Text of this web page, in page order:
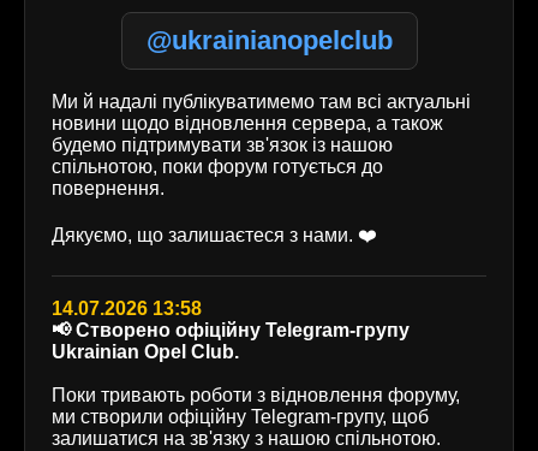
@ukrainianopelclub
Ми й надалі публікуватимемо там всі актуальні
новини щодо відновлення сервера, а також
будемо підтримувати зв'язок із нашою
спільнотою, поки форум готується до
повернення.
Дякуємо, що залишаєтеся з нами. ❤️
14.07.2026 13:58
📢 Створено офіційну Telegram-групу
Ukrainian Opel Club.
Поки тривають роботи з відновлення форуму,
ми створили офіційну Telegram-групу, щоб
залишатися на зв'язку з нашою спільнотою.